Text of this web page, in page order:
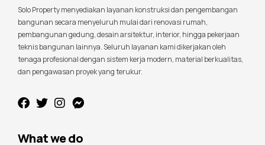
Solo Property menyediakan layanan konstruksi dan pengembangan
bangunan secara menyeluruh mulai dari renovasi rumah,
pembangunan gedung, desain arsitektur, interior, hingga pekerjaan
teknis bangunan lainnya. Seluruh layanan kami dikerjakan oleh
tenaga profesional dengan sistem kerja modern, material berkualitas,
dan pengawasan proyek yang terukur.
What we do